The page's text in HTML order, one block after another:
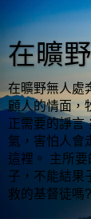
在曠
在曠野無人處
顧人的情面，
正需要的諍言
氣，害怕人會
這裡。 主所
子，不能結果
救的基督徒嗎?